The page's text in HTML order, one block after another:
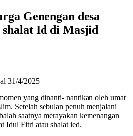
Genengan desa
Id di Masjid
31/4/2025
yang dinanti- nantikan oleh umat
Setelah sebulan penuh menjalani
saatnya merayakan kemenangan
Idul Fitri atau shalat ied.